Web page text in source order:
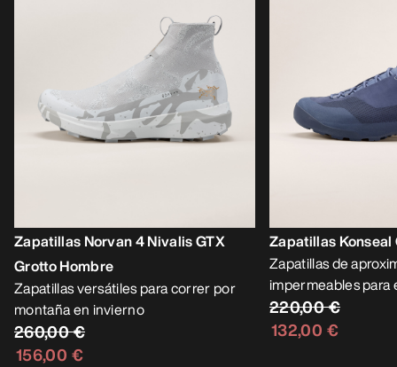
Zapatillas Norvan 4 Nivalis GTX
Grotto Hombre
Zapatillas versátiles para correr por
montaña en invierno
260,00 €
156,00 €
Zapatillas Konseal
Zapatillas de
impermeables
220,00 €
132,00 €